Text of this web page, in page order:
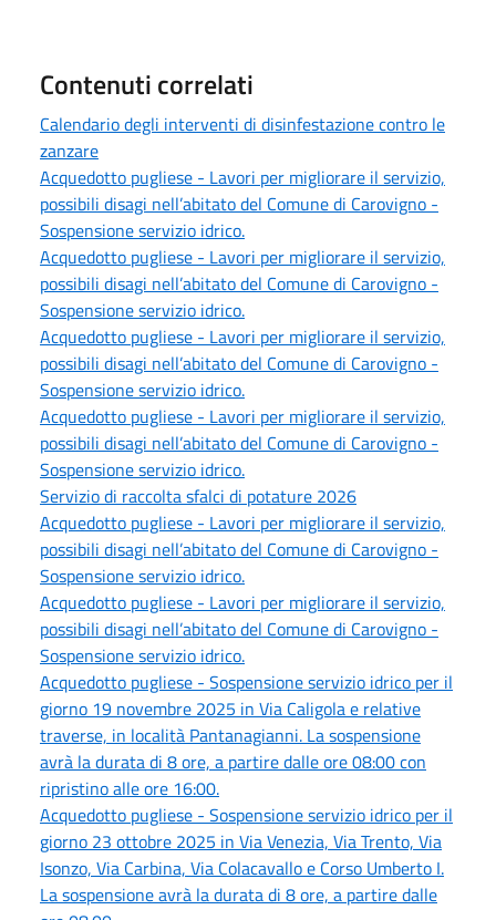
Contenuti correlati
Calendario degli interventi di disinfestazione contro le
zanzare
Acquedotto pugliese - Lavori per migliorare il servizio,
possibili disagi nell’abitato del Comune di Carovigno -
Sospensione servizio idrico.
Acquedotto pugliese - Lavori per migliorare il servizio,
possibili disagi nell’abitato del Comune di Carovigno -
Sospensione servizio idrico.
Acquedotto pugliese - Lavori per migliorare il servizio,
possibili disagi nell’abitato del Comune di Carovigno -
Sospensione servizio idrico.
Acquedotto pugliese - Lavori per migliorare il servizio,
possibili disagi nell’abitato del Comune di Carovigno -
Sospensione servizio idrico.
Servizio di raccolta sfalci di potature 2026
Acquedotto pugliese - Lavori per migliorare il servizio,
possibili disagi nell’abitato del Comune di Carovigno -
Sospensione servizio idrico.
Acquedotto pugliese - Lavori per migliorare il servizio,
possibili disagi nell’abitato del Comune di Carovigno -
Sospensione servizio idrico.
Acquedotto pugliese - Sospensione servizio idrico per il
giorno 19 novembre 2025 in Via Caligola e relative
traverse, in località Pantanagianni. La sospensione
avrà la durata di 8 ore, a partire dalle ore 08:00 con
ripristino alle ore 16:00.
Acquedotto pugliese - Sospensione servizio idrico per il
giorno 23 ottobre 2025 in Via Venezia, Via Trento, Via
Isonzo, Via Carbina, Via Colacavallo e Corso Umberto I.
La sospensione avrà la durata di 8 ore, a partire dalle